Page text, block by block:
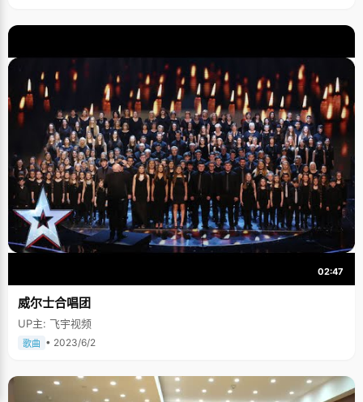
02:47
威尔士合唱团
UP主: 飞宇视频
歌曲 • 2023/6/2